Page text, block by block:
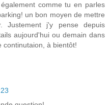
comme tu en parles
un bon moyen de mettre
Justement j'y pense depuis
aujourd'hui ou demain dans
continutaion, à bientôt!